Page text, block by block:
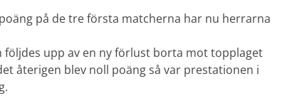
på de tre första matcherna har nu herrarna
upp av en ny förlust borta mot topplaget
återigen blev noll poäng så var prestationen i